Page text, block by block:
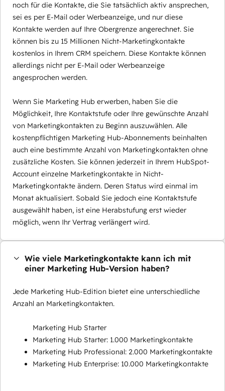
noch für die Kontakte, die Sie tatsächlich aktiv ansprechen,
sei es per E-Mail oder Werbeanzeige, und nur diese
Kontakte werden auf Ihre Obergrenze angerechnet. Sie
können bis zu 15 Millionen Nicht-Marketingkontakte
kostenlos in Ihrem CRM speichern. Diese Kontakte können
allerdings nicht per E-Mail oder Werbeanzeige
angesprochen werden.
Wenn Sie Marketing Hub erwerben, haben Sie die
Möglichkeit, Ihre Kontaktstufe oder Ihre gewünschte Anzahl
von Marketingkontakten zu Beginn auszuwählen. Alle
kostenpflichtigen Marketing Hub-Abonnements beinhalten
auch eine bestimmte Anzahl von Marketingkontakten ohne
zusätzliche Kosten. Sie können jederzeit in Ihrem HubSpot-
Account einzelne Marketingkontakte in Nicht-
Marketingkontakte ändern. Deren Status wird einmal im
Monat aktualisiert. Sobald Sie jedoch eine Kontaktstufe
ausgewählt haben, ist eine Herabstufung erst wieder
möglich, wenn Ihr Vertrag verlängert wird.
Wie viele Marketingkontakte kann ich mit
einer Marketing Hub-Version haben?
Jede Marketing Hub-Edition bietet eine unterschiedliche
Anzahl an Marketingkontakten.
Marketing Hub Starter
Marketing Hub Starter: 1.000 Marketingkontakte
Marketing Hub Professional: 2.000 Marketingkontakte
Marketing Hub Enterprise: 10.000 Marketingkontakte